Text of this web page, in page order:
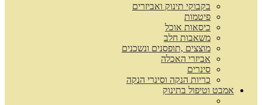
בקבוקי תינוק ואביזרים
פיטמות
כיסאות אוכל
משאבות חלב
מוצצים ,תופסנים ונשכנים
אביזרי האכלה
סינרים
כריות הנקה וסינרי הנקה
אמבט וטיפול בתינוק